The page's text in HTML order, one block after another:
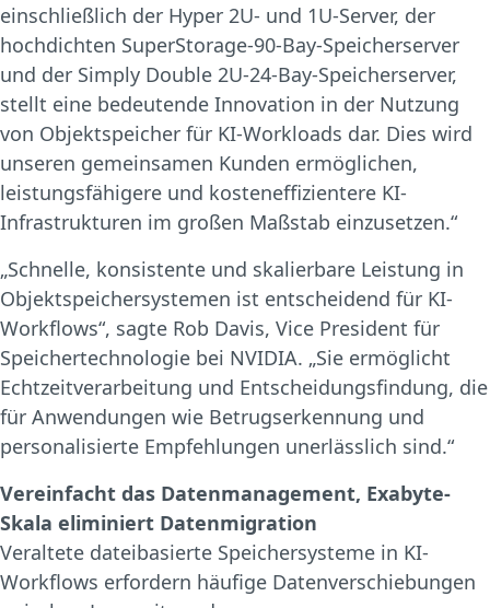
einschließlich der Hyper 2U- und 1U-Server, der
hochdichten SuperStorage-90-Bay-Speicherserver
und der Simply Double 2U-24-Bay-Speicherserver,
stellt eine bedeutende Innovation in der Nutzung
von Objektspeicher für KI-Workloads dar. Dies wird
unseren gemeinsamen Kunden ermöglichen,
leistungsfähigere und kosteneffizientere KI-
Infrastrukturen im großen Maßstab einzusetzen.“
„Schnelle, konsistente und skalierbare Leistung in
Objektspeichersystemen ist entscheidend für KI-
Workflows“, sagte Rob Davis, Vice President für
Speichertechnologie bei NVIDIA. „Sie ermöglicht
Echtzeitverarbeitung und Entscheidungsfindung, die
für Anwendungen wie Betrugserkennung und
personalisierte Empfehlungen unerlässlich sind.“
Vereinfacht das Datenmanagement, Exabyte-
Skala eliminiert Datenmigration
Veraltete dateibasierte Speichersysteme in KI-
Workflows erfordern häufige Datenverschiebungen